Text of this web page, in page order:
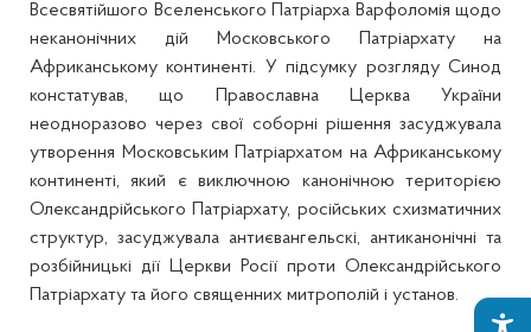
Всесвятійшого Вселенського Патріарха Варфоломія щодо
неканонічних дій Московського Патріархату на
Африканському континенті. У підсумку розгляду Синод
констатував, що Православна Церква України
неодноразово через свої соборні рішення засуджувала
утворення Московським Патріархатом на Африканському
континенті, який є виключною канонічною територією
Олександрійського Патріархату, російських схизматичних
структур, засуджувала антиєвангельскі, антиканонічні та
розбійницькі дії Церкви Росії проти Олександрійського
Патріархату та його священних митрополій і установ.